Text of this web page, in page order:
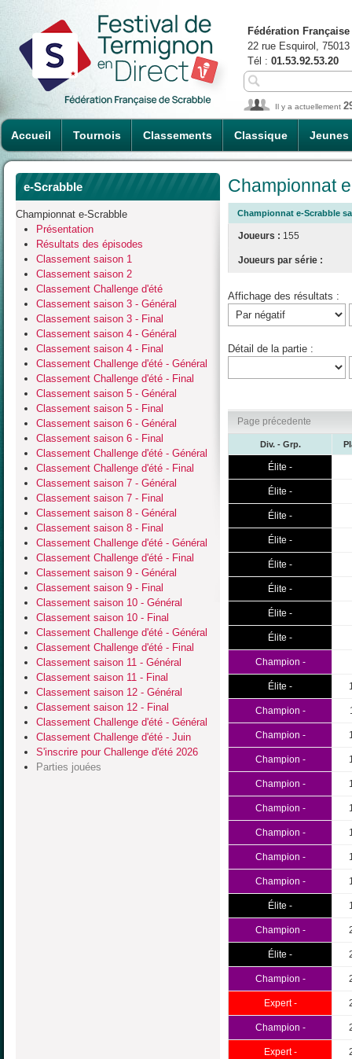
Accueil Tournois Classements Classique Jeunes
Fédération
22 rue Esquirol,
Tél : 01.53.92.53.20
Il y a actuellement
e-Scrabble
Championnat e-Scrabble
Présentation
Résultats des épisodes
Classement saison 1
Classement saison 2
Classement Challenge d'été
Classement saison 3 - Général
Classement saison 3 - Final
Classement saison 4 - Général
Classement saison 4 - Final
Classement Challenge d'été - Général
Classement Challenge d'été - Final
Classement saison 5 - Général
Classement saison 5 - Final
Classement saison 6 - Général
Classement saison 6 - Final
Classement Challenge d'été - Général
Classement Challenge d'été - Final
Classement saison 7 - Général
Classement saison 7 - Final
Classement saison 8 - Général
Classement saison 8 - Final
Classement Challenge d'été - Général
Classement Challenge d'été - Final
Classement saison 9 - Général
Classement saison 9 - Final
Classement saison 10 - Général
Classement saison 10 - Final
Classement Challenge d'été - Général
Classement Challenge d'été - Final
Classement saison 11 - Général
Classement saison 11 - Final
Classement saison 12 - Général
Classement saison 12 - Final
Classement Challenge d'été - Général
Classement Challenge d'été - Juin
S'inscrire pour Challenge d'été 2026
Parties jouées
Championnat
Championnat e-Scrabble
Joueurs : 155
Joueurs par série :
Affichage des résultats :
Détail de la partie :
Page précedente
Div. - Grp.
Élite -
Élite -
Élite -
Élite -
Élite -
Élite -
Élite -
Élite -
Champion -
Élite -
Champion -
Champion -
Champion -
Champion -
Champion -
Champion -
Champion -
Champion -
Élite -
Champion -
Élite -
Champion -
Expert -
Champion -
Expert -